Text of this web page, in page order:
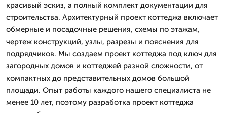
красивый эскиз, а полный комплект документации для
строительства. Архитектурный проект коттеджа включает
обмерные и посадочные решения, схемы по этажам,
чертеж конструкций, узлы, разрезы и пояснения для
подрядчиков. Мы создаем проект коттеджа под ключ для
загородных домов и коттеджей разной сложности, от
компактных до представительных домов большой
площади. Опыт работы каждого нашего специалиста не
менее 10 лет, поэтому разработка проект коттеджа